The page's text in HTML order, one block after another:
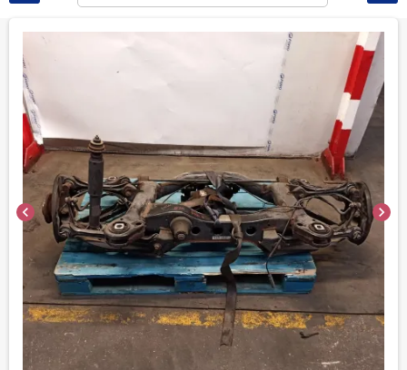
chevron_left chevron_right